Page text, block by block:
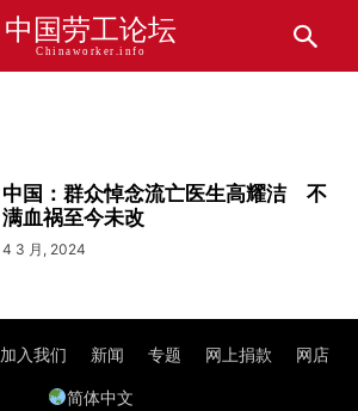
中国劳工论坛
Chinaworker.info
中国：群众悼念流亡医生高耀洁 不
满血祸至今未改
4 3 月, 2024
加入我们 新闻 专题 网上捐款 网店
简体中文